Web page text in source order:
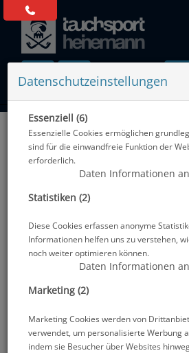
Alle Artikel zeigen aus: Masken
Datenschutzeinstellungen
Essenziell (6)
Essenzielle Cookies ermöglichen
sind für die einwandfreie Funktion der
erforderlich.
Daten Informationen
Statistiken (2)
Diese Cookies erfassen anonyme
Informationen helfen uns zu verstehen,
noch weiter optimieren können.
Daten Informationen
Marketing (2)
Marketing Cookies werden von
verwendet, um personalisierte Werbung
indem sie Besucher über Websites